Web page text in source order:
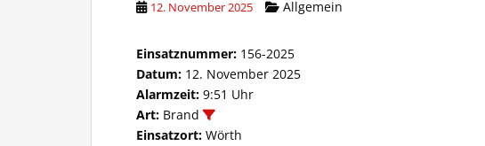
12. November 2025 Allgemein
Einsatznummer: 156-2025
Datum: 12. November 2025
Alarmzeit: 9:51 Uhr
Art: Brand
Einsatzort: Wörth